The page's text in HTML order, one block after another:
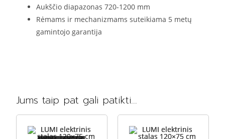
Aukščio diapazonas 720-1200 mm
Rėmams ir mechanizmams suteikiama 5 metų
gamintojo garantija
Jums taip pat gali patikti…